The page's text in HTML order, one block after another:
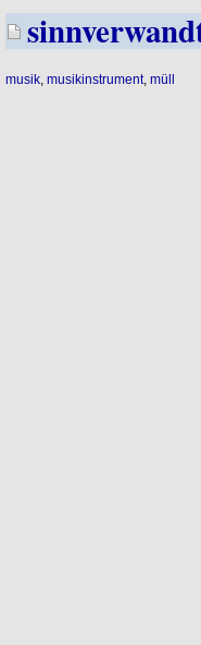
musik, musikinstrument, müll